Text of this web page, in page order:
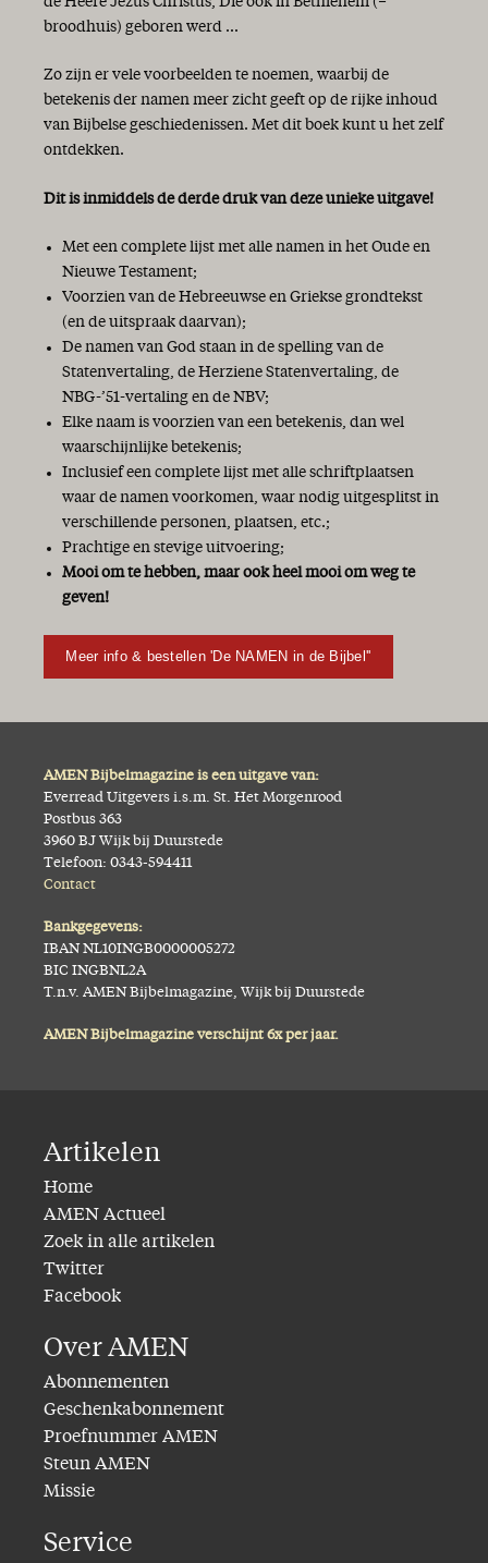
broodhuis) geboren werd ...
Zo zijn er vele voorbeelden te noemen, waarbij de
betekenis der namen meer zicht geeft op de rijke inhoud
van Bijbelse geschiedenissen. Met dit boek kunt u het zelf
ontdekken.
Dit is inmiddels de derde druk van deze unieke uitgave!
Met een complete lijst met alle namen in het Oude en
Nieuwe Testament;
Voorzien van de Hebreeuwse en Griekse grondtekst
(en de uitspraak daarvan);
De namen van God staan in de spelling van de
Statenvertaling, de Herziene Statenvertaling, de
NBG-’51-vertaling en de NBV;
Elke naam is voorzien van een betekenis, dan wel
waarschijnlijke betekenis;
Inclusief een complete lijst met alle schriftplaatsen
waar de namen voorkomen, waar nodig uitgesplitst in
verschillende personen, plaatsen, etc.;
Prachtige en stevige uitvoering;
Mooi om te hebben, maar ook heel mooi om weg te
geven!
Meer info & bestellen 'De NAMEN in de Bijbel''
AMEN Bijbelmagazine is een uitgave van:
Everread Uitgevers i.s.m. St. Het Morgenrood
Postbus 363
3960 BJ Wijk bij Duurstede
Telefoon: 0343-594411
Contact
Bankgegevens:
IBAN NL10INGB0000005272
BIC INGBNL2A
T.n.v. AMEN Bijbelmagazine, Wijk bij Duurstede
AMEN Bijbelmagazine verschijnt 6x per jaar.
Artikelen
Home
AMEN Actueel
Zoek in alle artikelen
Twitter
Facebook
Over AMEN
Abonnementen
Geschenkabonnement
Proefnummer AMEN
Steun AMEN
Missie
Service